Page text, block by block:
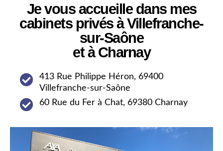
Je vous accueille dans mes
cabinets privés à Villefranche-
sur-Saône
et à Charnay
413 Rue Philippe Héron, 69400
Villefranche-sur-Saône
60 Rue du Fer à Chat, 69380 Charnay